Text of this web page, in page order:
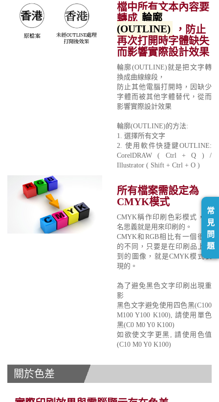
檔中所有文本內容要
轉成 輪廓
(OUTLINE)
，防止
再次打開時字體缺失
而影響實際設計效果
輪廓(OUTLINE)就是把文字轉
換成曲線線段，
防止其他電腦打開時，因缺少
字體而被其他字體替代，從而
影響實際設計效果
輪廓(OUTLINE)的方法:
1. 選擇所有文字
2. 使用軟件快捷鍵OUTLINE:
CorelDRAW ( Ctrl + Q ) /
Illustrator ( Shift + Ctrl + O )
所有檔案需設定為
CMYK模式
CMYK稱作印刷色彩模式，顧
名思義就是用來印刷的。
CMYK和RGB相比有一個很大
的不同，只要是在印刷品上看
到的圖像，就是CMYK模式表
現的。
為了避免黑色文字印刷出現重
影
黑色文字避免使用四色黑(C100
M100 Y100 K100), 請使用單色
黑(C0 M0 Y0 K100)
如欲使文字更黑, 請使用色值
(C10 M0 Y0 K100)
關於色差
常
見
問
題